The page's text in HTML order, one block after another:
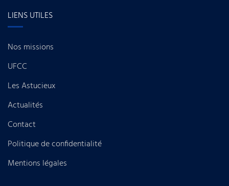
LIENS UTILES
Nos missions
UFCC
Les Astucieux
Actualités
Contact
Politique de confidentialité
Mentions légales